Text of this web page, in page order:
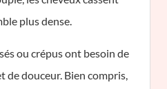
plus dense.
ou crépus ont besoin de
de douceur. Bien compris,